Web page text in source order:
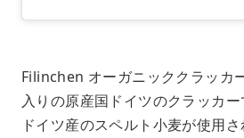
Filinchen オーガニッククラッカ
入りの原産国ドイツのクラッカー
ドイツ産のスペルト小麦が使用